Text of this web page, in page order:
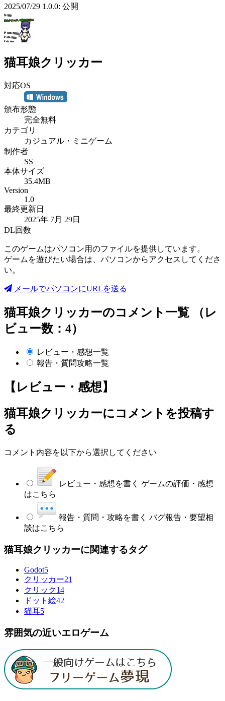
2025/07/29 1.0.0: 公開
猫耳娘クリッカー
対応OS
頒布形態
完全無料
カテゴリ
カジュアル・ミニゲーム
制作者
SS
本体サイズ
35.4MB
Version
1.0
最終更新日
2025年 7月 29日
DL回数
このゲームはパソコン用のファイルを提供しています。
ゲームを遊びたい場合は、パソコンからアクセスしてくださ
い。
メールでパソコンにURLを送る
猫耳娘クリッカーのコメント一覧 （レ
ビュー数：4）
レビュー・感想一覧
報告・質問攻略一覧
【レビュー・感想】
猫耳娘クリッカーにコメントを投稿す
る
コメント内容を以下から選択してください
レビュー・感想を書く ゲームの評価・感想
はこちら
報告・質問・攻略を書く バグ報告・要望相
談はこちら
猫耳娘クリッカーに関連するタグ
Godot5
クリッカー21
クリック14
ドット絵42
猫耳5
雰囲気の近いエロゲーム